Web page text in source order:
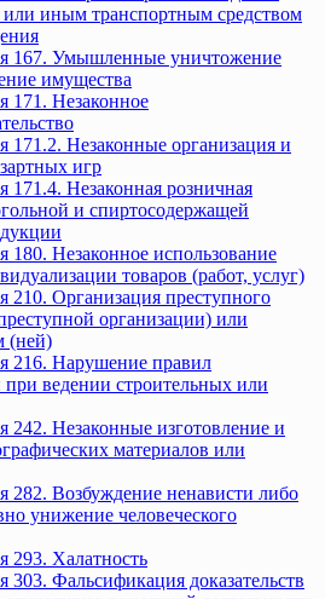
иным транспортным средством
167. Умышленные уничтожение
имущества
171. Незаконное
Незаконные организация и
игр
Незаконная розничная
и спиртосодержащей
Незаконное использование
товаров (работ, услуг)
Организация преступного
организации) или
(ней)
216. Нарушение правил
при ведении строительных или
Незаконные изготовление и
материалов или
282. Возбуждение ненависти либо
унижение человеческого
293. Халатность
Фальсификация доказательств